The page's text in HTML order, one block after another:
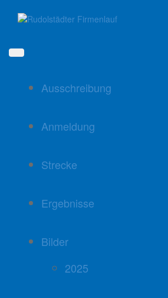
Ausschreibung
Anmeldung
Strecke
Ergebnisse
Bilder
2025